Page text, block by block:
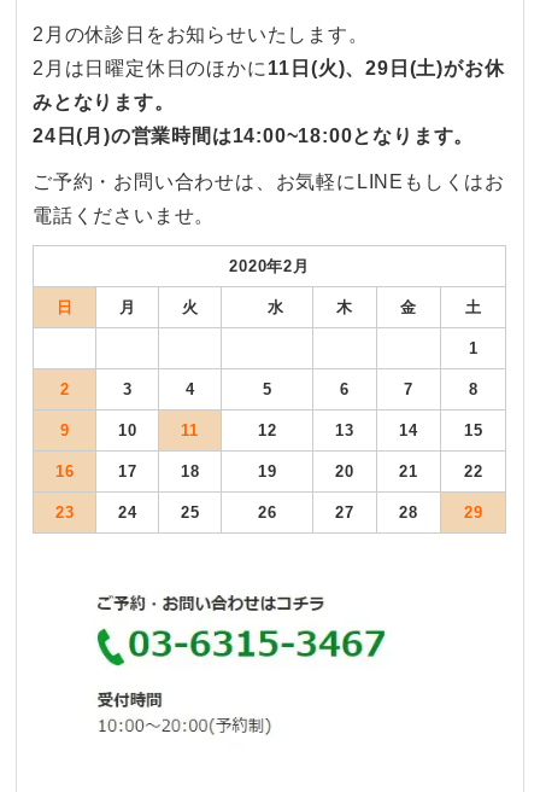
2月の休診日をお知らせいたします。
2月は日曜定休日のほかに 11日(火)、29日(土)がお休
みとなります。
24日(月)の営業時間は14:00~18:00となります。
ご予約・お問い合わせは、お気軽にLINEもしくはお
電話くださいませ。
2020年2月
日 月 火 水 木 金 土
1
2 3 4 5 6 7 8
9 10 11 12 13 14 15
16 17 18 19 20 21 22
23 24 25 26 27 28 29